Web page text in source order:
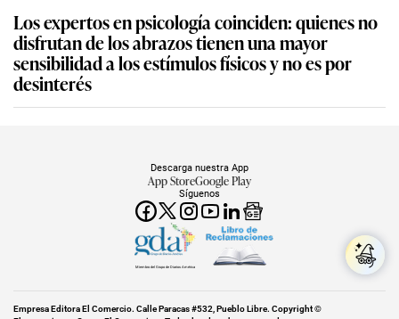
Los expertos en psicología coinciden: quienes no
disfrutan de los abrazos tienen una mayor
sensibilidad a los estímulos físicos y no es por
desinterés
Síguenos
Descarga nuestra App
App StoreGoogle Play
Miembro del Grupo de Diarios América
Empresa Editora El Comercio. Calle Paracas #532, Pueblo Libre. Copyright ©